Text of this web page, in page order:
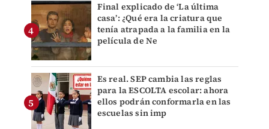
Final explicado de ‘La última
casa’: ¿Qué era la criatura que
tenía atrapada a la familia en la
película de Ne
Es real. SEP cambia las reglas
para la ESCOLTA escolar: ahora
ellos podrán conformarla en las
escuelas sin imp